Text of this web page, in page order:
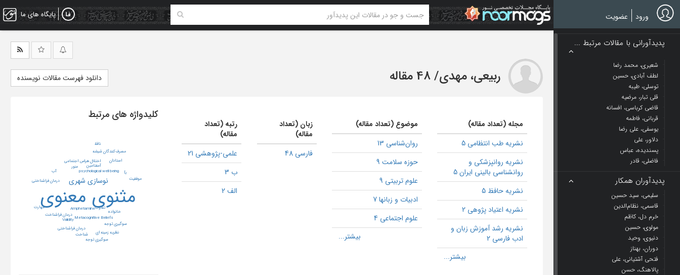
Skip
to
main
پایگاه های ما ورود عضویت
پدیدآورانی با مقالات مرتبط ...
شعیری، محمد رضا
لطف آبادی، حسین
توسلی، طیبه
قلی تبار، مرضیه
قاضی کرباسی، افسانه
قربانی، فاطمه
یوسفی، علی رضا
دلاور، علی
پسندیده، عباس
فاضلی، قادر
پدیدآوران همکار
سلیمی، سید حسین
قاسمی، نظام‌الدین
خرم دل، کاظم
مولوی، حسین
دنیوی، وحید
دوران، بهناز
فتحی آشتیانی، علی
پالاهنگ، حسن
ربیعی، مهدی/48 مقاله دانلود فهرست مقالات نویسنده
مجله (تعداد مقاله)
نشریه طب انتظامی 5
نشریه روانپزشکی و
روانشناسی بالینی ایران 5
نشریه حافظ 5
نشریه اعتیاد پژوهی 2
نشریه رشد آموزش زبان و
ادب فارسی 2
موضوع (تعداد مقاله)
روان‌شناسی 13
حوزه سلامت 9
علوم تربیتی 9
ادبیات و زبانها 7
علوم اجتماعی 4
زبان (تعداد
مقاله)
فارسی 48
رتبه (تعداد
مقاله)
علمی-پژوهشی 21
ب 3
الف 2
کلیدواژه های مرتبط
مثنوی معنوی
نوسازی شهری
Amphetamine
Metacognitive Beliefs
psychological well being
Validity
آمفتامین
اختلال هراس اجتماعی
خانواده
درمان فراشناخت
درمان فراشناختی
سوگیری توجه
شناخت
نظریه زمینه ای
آب
استادان
بآ
تفاوت
درمان فراشناختی
سوگیری توجه
مصرف‌کنندگان شیشه
منور
مهارت
موفقیت
ناقة